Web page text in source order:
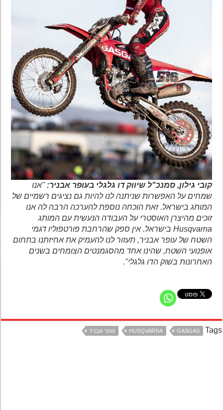
קובי גילון, סמנכ"ל שיווק דו גלגלי בעופר אבניר:"אנו
שמחים על האפשרות שניתנה לנו להיות גם נציגים רשמיים של
המותג בישראל. זאת הוכחה נוספת להערכה הרבה לה אנו
זוכים מהיצרן האוסטרי על העבודה הנעשית עם המותג
Husqvarna בישראל. אין ספק שהרחבת פורטפוליו דגמי
השטח של עופר אבניר, תעזור לנו להעמיק את אחיזתנו בתחום
אופנועי השטח, שהינו אחד מהסגמנטים הצומחים בשנים
האחרונות בשוק הדו גלגלי".
GASGAS
HUSQVARNA עופר אבניר